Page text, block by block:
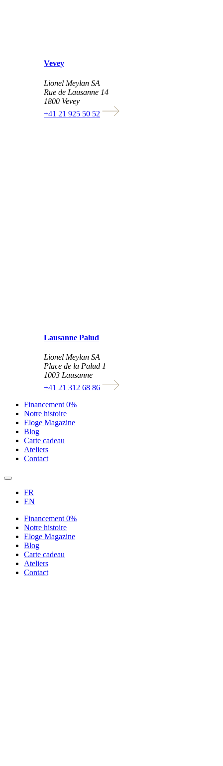
Vevey
Lionel Meylan SA
Rue de Lausanne 14
1800 Vevey
+41 21 925 50 52
Lausanne Palud
Lionel Meylan SA
Place de la Palud 1
1003 Lausanne
+41 21 312 68 86
Financement 0%
Notre histoire
Eloge Magazine
Blog
Carte cadeau
Ateliers
Contact
FR
EN
Financement 0%
Notre histoire
Eloge Magazine
Blog
Carte cadeau
Ateliers
Contact